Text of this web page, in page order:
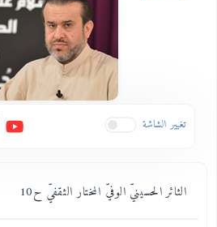
تغيير الشاشة
الثائر الحسينيّ الوفيّ المختار الثقفيّ ح10